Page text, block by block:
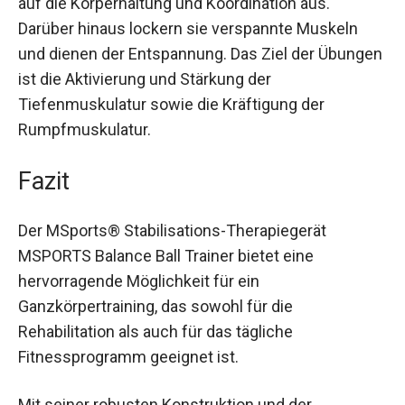
auf die Körperhaltung und Koordination aus.
Darüber hinaus lockern sie verspannte Muskeln
und dienen der Entspannung. Das Ziel der
Übungen ist die Aktivierung und Stärkung der
Tiefenmuskulatur sowie die Kräftigung der
Rumpfmuskulatur.
Fazit
Der MSports® Stabilisations-Therapiegerät
MSPORTS Balance Ball Trainer bietet eine
hervorragende Möglichkeit für ein
Ganzkörpertraining, das sowohl für die
Rehabilitation als auch für das tägliche
Fitnessprogramm geeignet ist.